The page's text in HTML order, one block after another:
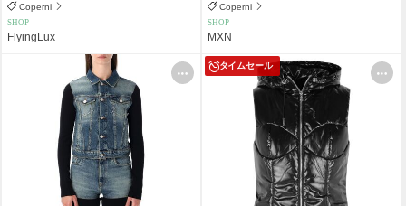
Coperni
SHOP
FlyingLux
Coperni
SHOP
MXN
タイムセール